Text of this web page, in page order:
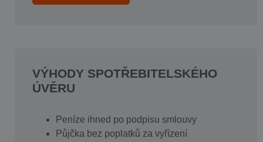
VÝHODY SPOTŘEBITELSKÉHO
ÚVĚRU
Peníze ihned po podpisu smlouvy
Půjčka bez poplatků za vyřízení